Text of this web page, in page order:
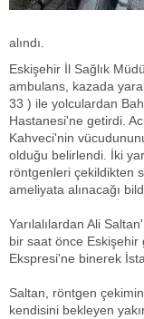
alındı.
Eskişehir İl Sağlık
ambulans, kazada
33 ) ile yolculardan
Hastanesi'ne getirdi.
Kahveci'nin
olduğu belirlendi. İki
röntgenleri çekildikten
ameliyata alınacağı
Yarılalılardan Ali
bir saat önce Eskişehir
Ekspresi'ne binerek
Saltan, röntgen
kendisini bekleyen